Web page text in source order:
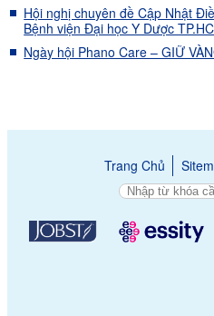
Hội nghị chuyên đề Cập Nhật
Bệnh viện Đại học Y Dược
Ngày hội Phano Care – GIỮ
Trang Chủ